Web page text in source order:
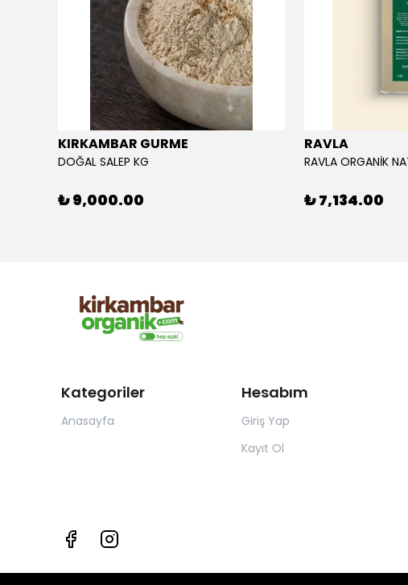
KIRKAMBAR GURME
DOĞAL SALEP KG
₺ 9,000.00
RAVLA
₺ 7,134.00
Kategoriler
Anasayfa
Hesabım
Giriş Yap
Kayıt Ol